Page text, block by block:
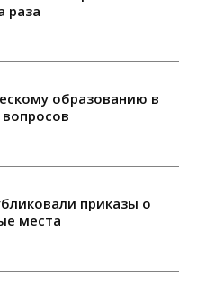
раза
образованию в
приказы о
места